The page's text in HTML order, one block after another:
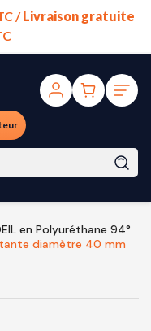
/Livraison gratuite
en Polyuréthane 94°
diamètre 40 mm